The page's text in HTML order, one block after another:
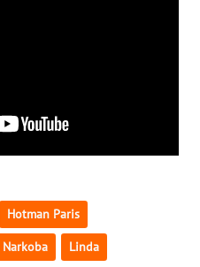
Hotman Paris
Narkoba Linda